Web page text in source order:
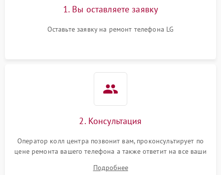
1. Вы оставляете заявку
Оставьте заявку на ремонт телефона LG
2. Консультация
Оператор колл центра позвонит вам, проконсультирует по
цене ремонта вашего телефона а также ответит на все ваши
Подробнее